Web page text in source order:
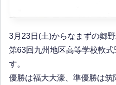
3月23日(土)からなまずの郷
第63回九州地区高等学校軟
す。
優勝は福大大濠、準優勝は筑